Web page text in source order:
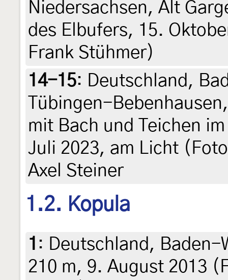
Niedersachsen, Alt
des Elbufers, 15.
Frank Stühmer)
14-15: Deutschland,
Tübingen-
mit Bach und Teichen
Juli 2023, am Licht
Axel Steiner
1.2. Kopula
1 : Deutschland,
210 m, 9. August 2013